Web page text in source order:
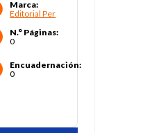
Marca:
Editorial Per
N.° Páginas:
0
Encuadernación:
0